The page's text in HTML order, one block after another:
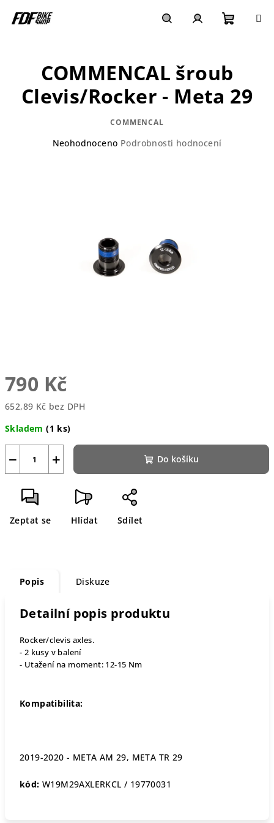
košík
790 Kč
652,89 Kč bez DPH
cena:
Skladem(1 ks)
+
− Do košíku
Zeptat se Hlídat Sdílet
COMMENCAL šroub
Clevis/Rocker - Meta 29
COMMENCAL
Průměrné
Neohodnoceno Podrobnosti hodnocení
Popis Diskuze
Detailní popis produktu
Rocker/clevis axles.
- 2 kusy v balení
- Utažení na moment: 12-15 Nm
Kompatibilita:
2019-2020 - META AM 29, META TR 29
kód: W19M29AXLERKCL / 19770031